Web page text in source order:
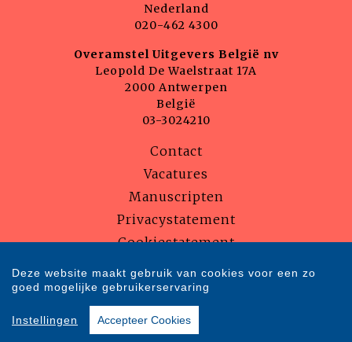
Nederland
020-462 4300
Overamstel Uitgevers België nv
Leopold De Waelstraat 17A
2000 Antwerpen
België
03-3024210
Contact
Vacatures
Manuscripten
Privacystatement
Cookiestatement
Cookie-instellingen
Copyright © 2007-2026 Overamstel Uitgevers - Alle rechten voorbehouden
- Ontwerp door
Deze website maakt gebruik van cookies voor een zo
goed mogelijke gebruikerservaring
Instellingen Accepteer Cookies